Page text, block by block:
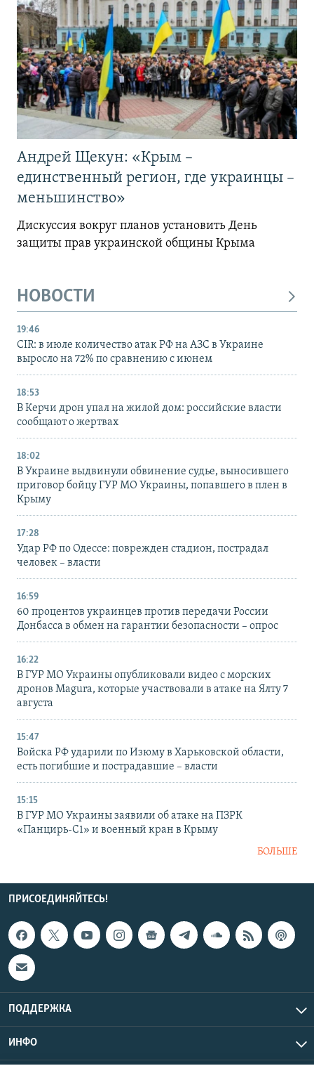
Андрей Щекун: «Крым –
единственный регион, где украинцы –
меньшинство»
Дискуссия вокруг планов установить День
защиты прав украинской общины Крыма
НОВОСТИ
19:46
CIR: в июле количество атак РФ на АЗС в Украине
выросло на 72% по сравнению с июнем
18:53
В Керчи дрон упал на жилой дом: российские власти
сообщают о жертвах
18:02
В Украине выдвинули обвинение судье, выносившего
приговор бойцу ГУР МО Украины, попавшего в плен в
Крыму
17:28
Удар РФ по Одессе: поврежден стадион, пострадал
человек – власти
16:59
60 процентов украинцев против передачи России
Донбасса в обмен на гарантии безопасности – опрос
16:22
В ГУР МО Украины опубликовали видео с морских
дронов Magura, которые участвовали в атаке на Ялту 7
августа
15:47
Войска РФ ударили по Изюму в Харьковской области,
есть погибшие и пострадавшие – власти
15:15
В ГУР МО Украины заявили об атаке на ПЗРК
«Панцирь-С1» и военный кран в Крыму
БОЛЬШЕ
ПРИСОЕДИНЯЙТЕСЬ!
ПОДДЕРЖКА
ИНФО